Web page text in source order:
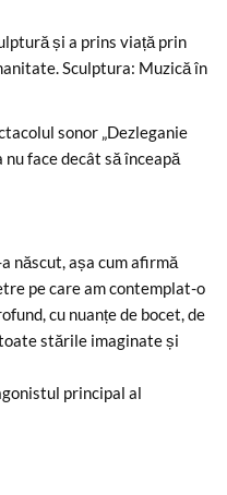
și a prins viață prin
Sculptura: Muzică în
sonor „Dezleganie
face decât să înceapă
născut, așa cum afirmă
pe care am contemplat-o
cu nuanțe de bocet, de
stările imaginate și
principal al